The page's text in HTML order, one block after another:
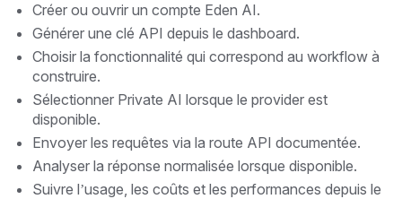
Créer ou ouvrir un compte Eden AI.
Générer une clé API depuis le dashboard.
Choisir la fonctionnalité qui correspond au workflow à
construire.
Sélectionner Private AI lorsque le provider est
disponible.
Envoyer les requêtes via la route API documentée.
Analyser la réponse normalisée lorsque disponible.
Suivre l’usage, les coûts et les performances depuis le